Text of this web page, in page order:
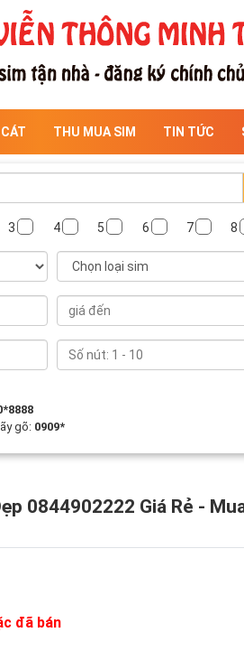
THU MUA SIM TIN TỨC
3 4 5 6 7 8
gõ: 0909*
0844902222 Giá Rẻ -
đã bán